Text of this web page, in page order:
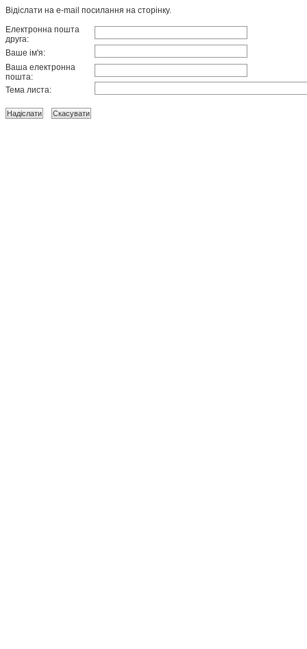
Відіслати на e-mail посилання на сторінку.
Електронна пошта
друга:
Ваше ім'я:
Ваша електронна
пошта:
Тема листа: